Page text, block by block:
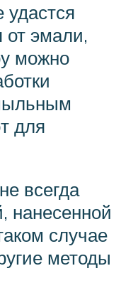
удастся
от эмали,
можно
для
всегда
нанесенной
случае
методы